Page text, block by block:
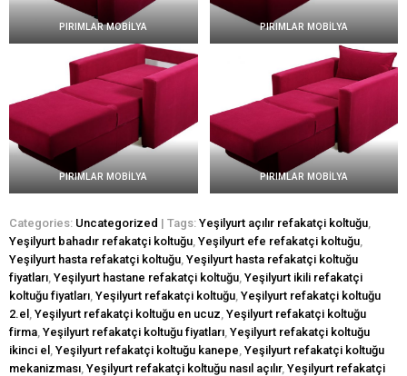
PIRIMLAR MOBİLYA PIRIMLAR MOBİLYA
PIRIMLAR MOBİLYA PIRIMLAR MOBİLYA
Categories: Uncategorized | Tags: Yeşilyurt açılır refakatçi koltuğu
Yeşilyurt bahadır refakatçi koltuğu Yeşilyurt efe refakatçi koltuğu
Yeşilyurt hasta refakatçi koltuğu Yeşilyurt hasta refakatçi koltuğu
fiyatları Yeşilyurt hastane refakatçi koltuğu Yeşilyurt ikili refakatçi
koltuğu fiyatları Yeşilyurt refakatçi koltuğu Yeşilyurt refakatçi koltuğu
2.el
Yeşilyurt refakatçi koltuğu en ucuz Yeşilyurt refakatçi koltuğu
firma Yeşilyurt refakatçi koltuğu fiyatları Yeşilyurt refakatçi koltuğu
ikinci el
Yeşilyurt refakatçi koltuğu kanepe Yeşilyurt refakatçi koltuğu
mekanizması Yeşilyurt refakatçi koltuğu nasıl açılır, Yeşilyurt refakatçi